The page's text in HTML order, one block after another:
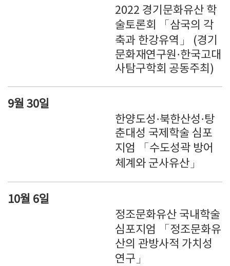
2022 경기문화유산 학
술토론회 「삼국의 각
축과 한강유역」 (경기
문화재연구원·한국고대
사탐구학회 공동주최)
9월 30일
한양도성·북한산성·탕
춘대성 국제학술 심포
지엄 「수도성곽 방어
체계와 군사유산」
10월 6일
정조문화유산 국내학술
심포지엄 「정조문화유
산의 관방사적 가치성
연구」